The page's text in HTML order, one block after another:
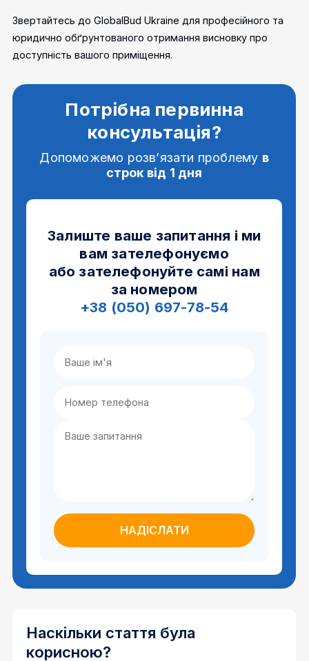
Звертайтесь до GlobalBud Ukraine для професійного та
юридично обґрунтованого отримання висновку про
доступність вашого приміщення.
Потрібна первинна
консультація?
Допоможемо розв’язати проблему в
строк від 1 дня
Залиште ваше запитання і ми
вам зателефонуємо
або зателефонуйте самі нам
за номером
+38 (050) 697-78-54
Наскільки стаття була
корисною?